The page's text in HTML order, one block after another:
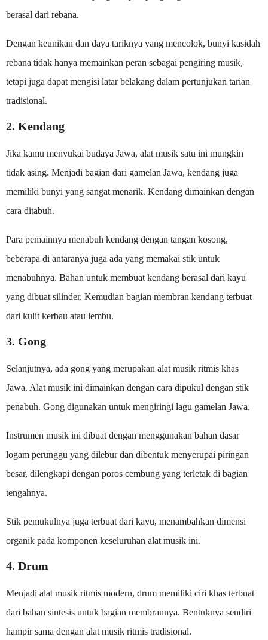
berasal dari rebana.
Dengan keunikan dan daya tariknya yang mencolok, bunyi kasidah
rebana tidak hanya memainkan peran sebagai pengiring musik,
tetapi juga dapat mengisi latar belakang dalam pertunjukan tarian
tradisional.
2. Kendang
Jika kamu menyukai budaya Jawa, alat musik satu ini mungkin
tidak asing. Menjadi bagian dari gamelan Jawa, kendang juga
memiliki bunyi yang sangat menarik. Kendang dimainkan dengan
cara ditabuh.
Para pemainnya menabuh kendang dengan tangan kosong,
beberapa di antaranya juga ada yang memakai stik untuk
menabuhnya. Bahan untuk membuat kendang berasal dari kayu
yang dibuat silinder. Kemudian bagian membran kendang terbuat
dari kulit kerbau atau lembu.
3. Gong
Selanjutnya, ada gong yang merupakan alat musik ritmis khas
Jawa. Alat musik ini dimainkan dengan cara dipukul dengan stik
penabuh. Gong digunakan untuk mengiringi lagu gamelan Jawa.
Instrumen musik ini dibuat dengan menggunakan bahan dasar
logam perunggu yang dilebur dan dibentuk menyerupai piringan
besar, dilengkapi dengan poros cembung yang terletak di bagian
tengahnya.
Stik pemukulnya juga terbuat dari kayu, menambahkan dimensi
organik pada komponen keseluruhan alat musik ini.
4. Drum
Menjadi alat musik ritmis modern, drum memiliki ciri khas terbuat
dari bahan sintesis untuk bagian membrannya. Bentuknya sendiri
hampir sama dengan alat musik ritmis tradisional.